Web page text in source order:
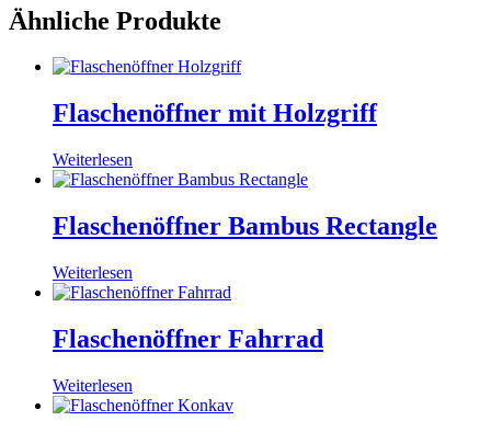
Ähnliche Produkte
Flaschenöffner mit Holzgriff
Weiterlesen
Flaschenöffner Bambus Rectangle
Weiterlesen
Flaschenöffner Fahrrad
Weiterlesen